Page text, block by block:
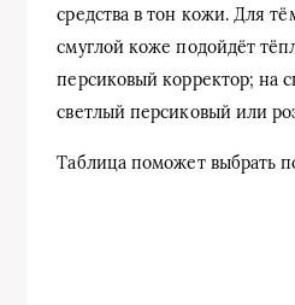
средства в тон кожи. Для
смуглой коже подойдёт
персиковый корректор; на
светлый персиковый или
Таблица поможет выбрать